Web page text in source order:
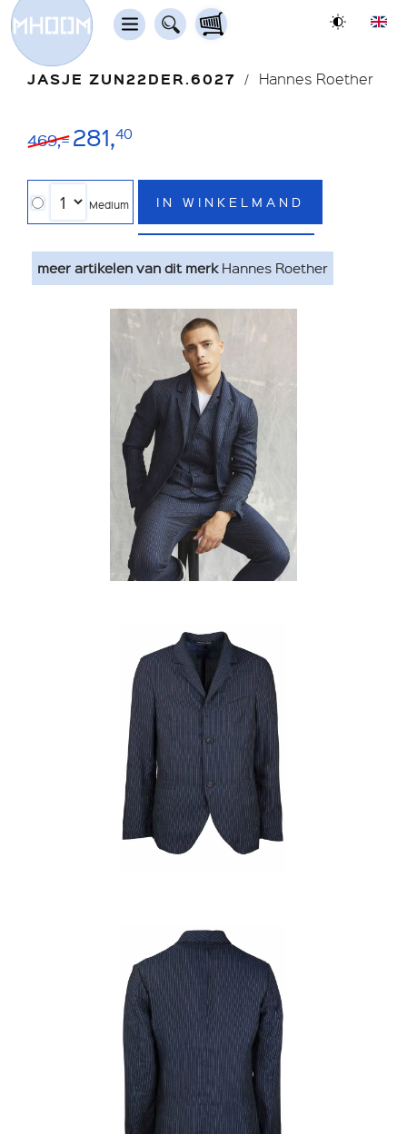
JASJE ZUN22DER.6027 Hannes Roether
469,=281,40
Medium IN WINKELMAND
meer artikelen van dit merkHannes Roether